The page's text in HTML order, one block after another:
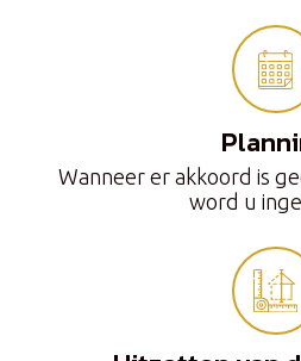
Wanneer er akkoord is
word u